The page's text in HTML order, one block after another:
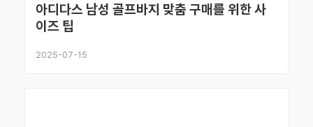
아디다스 남성 골프바지 맞춤 구매를 위한 사
이즈 팁
2025-07-15